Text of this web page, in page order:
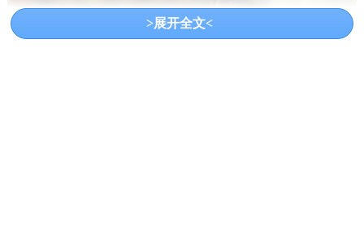
>展开全文<